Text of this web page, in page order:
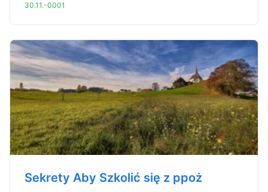
30.11.-0001
Sekrety Aby Szkolić się z ppoż